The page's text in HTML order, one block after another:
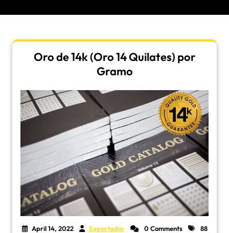
Oro de 14k (Oro 14 Quilates) por
Gramo
April 14, 2022 Exportador 0 Comments
88